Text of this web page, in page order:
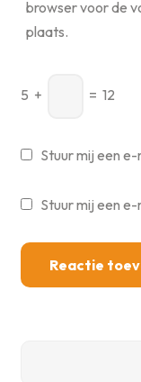
browser voor de
plaats.
5 + = 12
Stuur mij een
Stuur mij een